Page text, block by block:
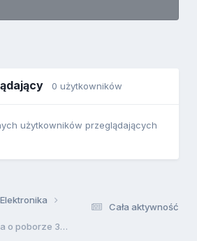
0 użytkowników
użytkowników przeglądających
Cała aktywność
Elektronika
Dobór pakietu do silnika o poborze 35A